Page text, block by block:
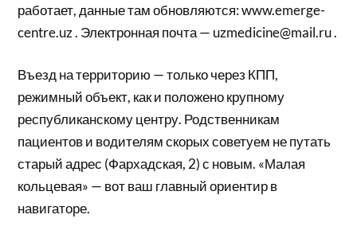
работает, данные там обновляются: www.emerge-
centre.uz . Электронная почта — uzmedicine@mail.ru .
Въезд на территорию — только через КПП,
режимный объект, как и положено крупному
республиканскому центру. Родственникам
пациентов и водителям скорых советуем не путать
старый адрес (Фархадская, 2) с новым. «Малая
кольцевая» — вот ваш главный ориентир в
навигаторе.